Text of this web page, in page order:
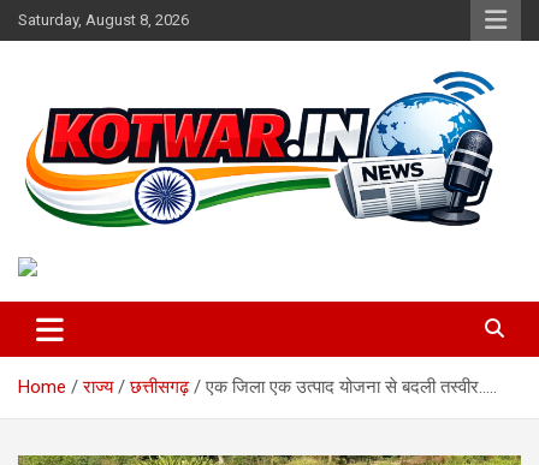
Skip
to
Saturday, August 8, 2026
kotwar.in
Home राज्य छत्तीसगढ़ एक जिला एक उत्पाद योजना से बदली तस्वीर…..